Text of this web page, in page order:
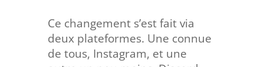
Ce changement s’est fait via
deux plateformes. Une connue
de tous, Instagram, et une